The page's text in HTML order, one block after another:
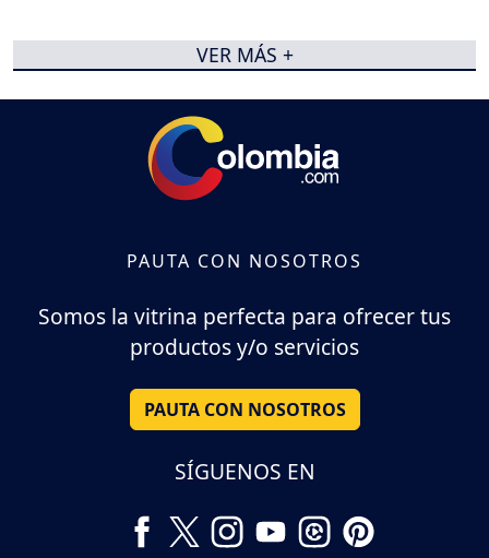
VER MÁS +
PAUTA CON NOSOTROS
Somos la vitrina perfecta para ofrecer tus
productos y/o servicios
PAUTA CON NOSOTROS
SÍGUENOS EN